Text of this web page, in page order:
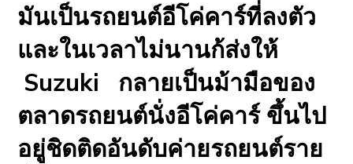
มันเป็นรถยนต์อีโค่คาร์ที่ลงตัว
และในเวลาไม่นานก้ส่งให้
Suzuki
กลายเป็นม้ามือของ
ตลาดรถยนต์นั่งอีโค่คาร์ ขึ้นไป
อยู่ชิดติดอันดับค่ายรถยนต์ราย